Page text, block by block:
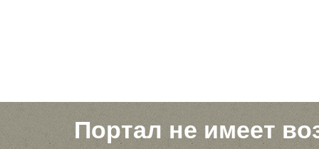
Портал не имеет